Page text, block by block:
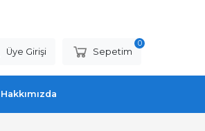
Üye Girişi Sepetim
0
Hakkımızda